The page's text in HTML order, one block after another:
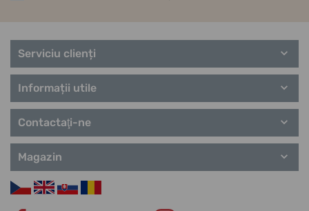
Serviciu clienți
Informații utile
Contactaţi-ne
Magazin